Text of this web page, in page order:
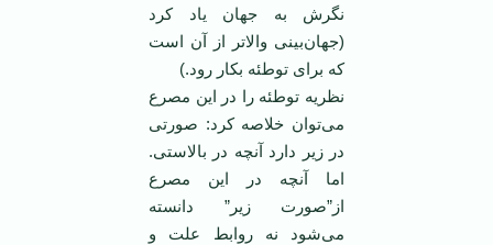
نگرش به جهان یاد كرد
(جهان‌بینی والاتر از آن است
كه برای توطئه ‏بكار رود.)
نظریه توطئه را در این مصرع
می‌توان خلاصه كرد: صورتی
در زیر دارد آنچه در بالاستی.
اما آنچه ‏در این مصرع
از”صورت زیر” دانسته
می‌شود نه روابط علت و